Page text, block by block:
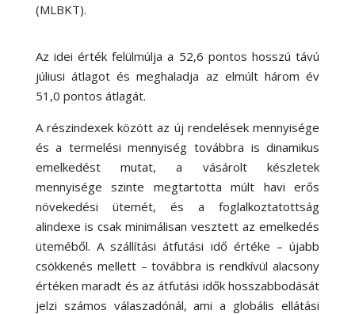
(MLBKT).
Az idei érték felülmúlja a 52,6 pontos hosszú távú
júliusi átlagot és meghaladja az elmúlt három év
51,0 pontos átlagát.
A részindexek között az új rendelések mennyisége
és a termelési mennyiség továbbra is dinamikus
emelkedést mutat, a vásárolt készletek
mennyisége szinte megtartotta múlt havi erős
növekedési ütemét, és a foglalkoztatottság
alindexe is csak minimálisan vesztett az emelkedés
üteméből. A szállítási átfutási idő értéke – újabb
csökkenés mellett – továbbra is rendkívül alacsony
értéken maradt és az átfutási idők hosszabbodását
jelzi számos válaszadónál, ami a globális ellátási